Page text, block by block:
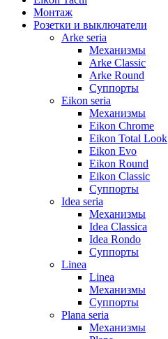
Монтаж
Розетки и выключатели
Arke seria
Механизмы
Arke Classic
Arke Round
Суппорты
Eikon seria
Механизмы
Eikon Chrome
Eikon Total Look
Eikon Evo
Eikon Round
Eikon Classic
Суппорты
Idea seria
Механизмы
Idea Classica
Idea Rondo
Суппорты
Linea
Linea
Механизмы
Суппорты
Plana seria
Механизмы